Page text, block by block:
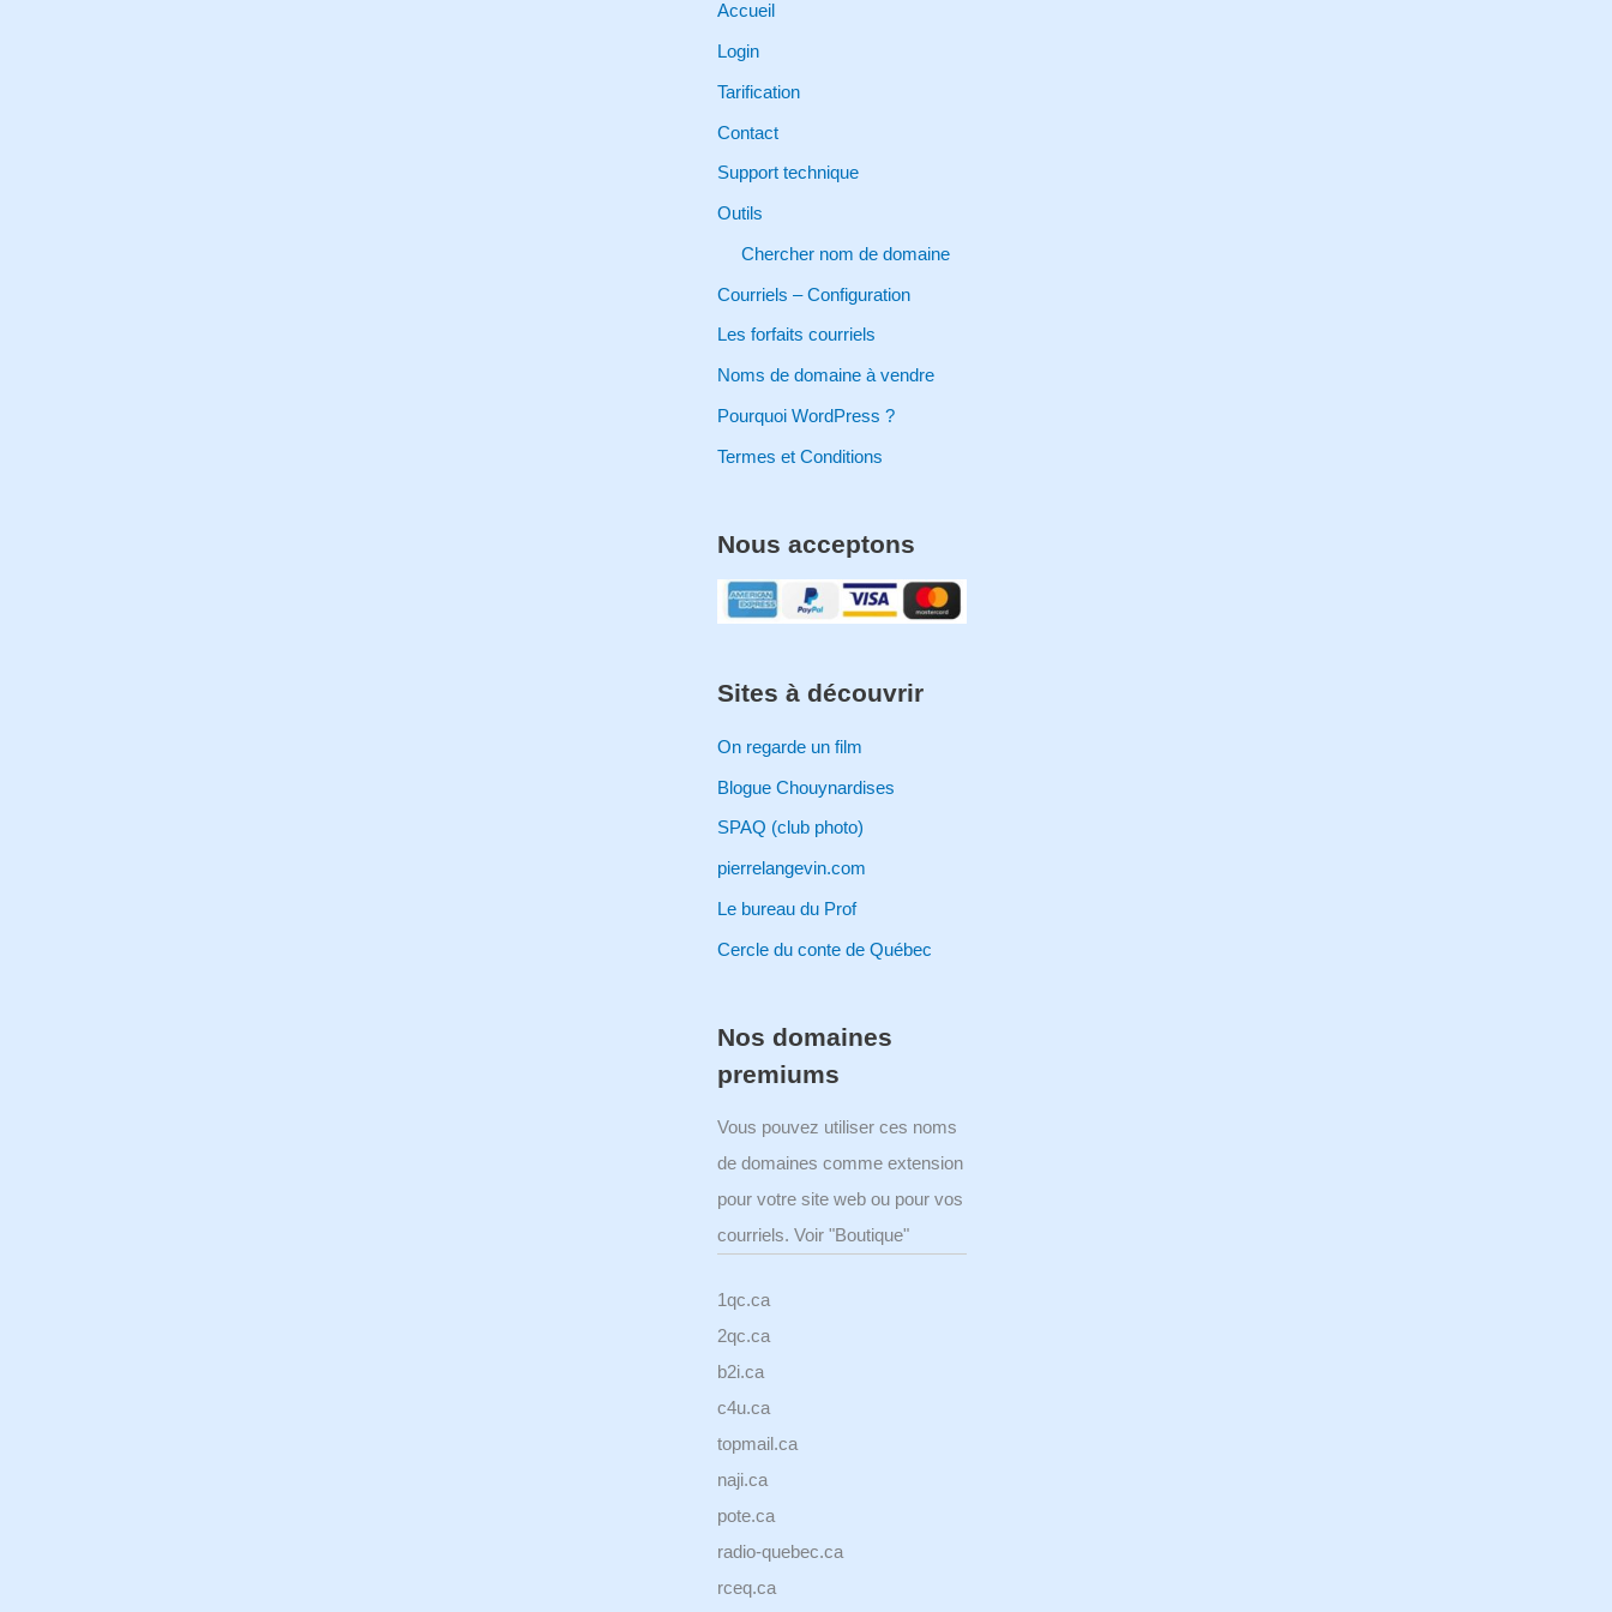
r
c
h
:
Accueil
Login
Tarification
Contact
Support technique
Outils
Chercher nom de domaine
Courriels – Configuration
Les forfaits courriels
Noms de domaine à vendre
Pourquoi WordPress ?
Termes et Conditions
Nous acceptons
Sites à découvrir
On regarde un film
Blogue Chouynardises
SPAQ (club photo)
pierrelangevin.com
Le bureau du Prof
Cercle du conte de Québec
Nos domaines
premiums
Vous pouvez utiliser ces noms
de domaines comme extension
pour votre site web ou pour vos
courriels. Voir "Boutique"
1qc.ca
2qc.ca
b2i.ca
c4u.ca
topmail.ca
naji.ca
pote.ca
radio-quebec.ca
rceq.ca